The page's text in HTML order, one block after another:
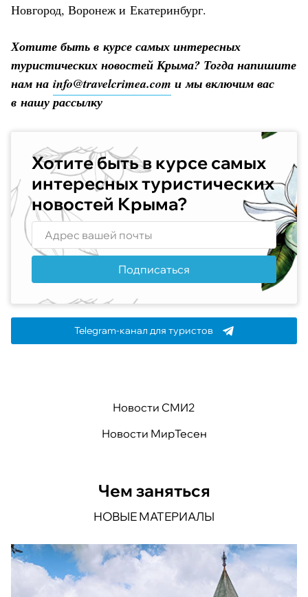
Новгород, Воронеж и Екатеринбург.
Хотите быть в курсе самых интересных
туристических новостей Крыма? Тогда напишите
нам на info@travelcrimea.com и мы включим вас
в нашу рассылку
Хотите быть в курсе самых
интересных туристических
новостей Крыма?
Подписаться
Telegram-канал для туристов
Новости СМИ2
Новости МирТесен
Чем заняться
НОВЫЕ МАТЕРИАЛЫ